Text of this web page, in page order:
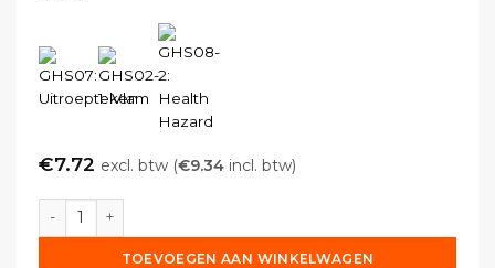
€7.72 excl. btw (€9.34 incl. btw)
Vloeibare Solvent Black 27 aantal
TOEVOEGEN AAN WINKELWAGEN